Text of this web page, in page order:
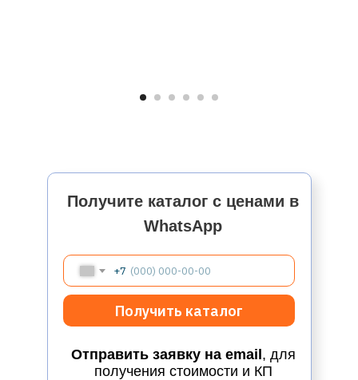
+7
Получить каталог
Получите каталог с ценами в
WhatsApp
Отправить заявку на email , для
получения стоимости и КП